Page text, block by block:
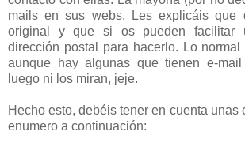
mails en sus webs. Les explicáis que
original y que si os pueden facilitar
dirección postal para hacerlo. Lo normal
aunque hay algunas que tienen e-
luego ni los miran, jeje.
Hecho esto, debéis tener en cuenta unas
enumero a continuación: